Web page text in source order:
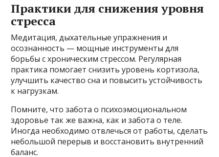
Практики для снижения уровня
стресса
Медитация, дыхательные упражнения и
осознанность — мощные инструменты для
борьбы с хроническим стрессом. Регулярная
практика помогает снизить уровень кортизола,
улучшить качество сна и повысить устойчивость
к нагрузкам.
Помните, что забота о психоэмоциональном
здоровье так же важна, как и забота о теле.
Иногда необходимо отвлечься от работы, сделать
небольшой перерыв и восстановить внутренний
баланс.